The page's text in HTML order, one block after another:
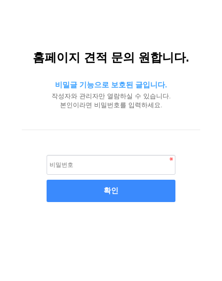
홈페이지 견적 문의 원합니다.
비밀글 기능으로 보호된 글입니다.
작성자와 관리자만 열람하실 수 있습니다.
본인이라면 비밀번호를 입력하세요.